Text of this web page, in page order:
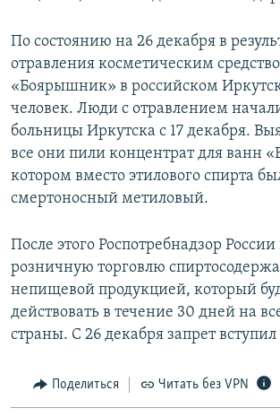
По состоянию на 26 декабря в
отравления косметическим
«Боярышник» в российском
человек. Люди с отравлением
больницы Иркутска с 17 декабря.
все они пили концентрат для ванн
котором вместо этилового спирта
смертоносный метиловый.
После этого Роспотребнадзор России
розничную торговлю
непищевой продукцией, который
действовать в течение 30 дней на
страны. С 26 декабря запрет вступил
Поделиться Читать без VPN